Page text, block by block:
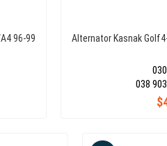
96-99 Alternator Kasnak
038